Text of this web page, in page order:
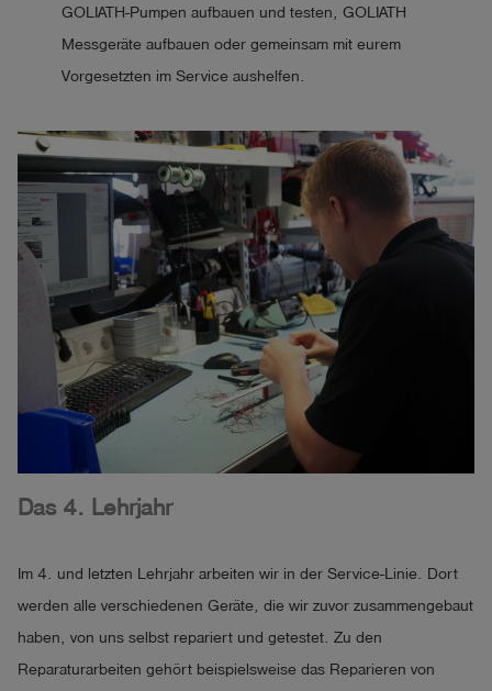
GOLIATH-Pumpen aufbauen und testen, GOLIATH
Messgeräte aufbauen oder gemeinsam mit eurem
Vorgesetzten im Service aushelfen.
Das 4. Lehrjahr
Im 4. und letzten Lehrjahr arbeiten wir in der Service-Linie. Dort
werden alle verschiedenen Geräte, die wir zuvor zusammengebaut
haben, von uns selbst repariert und getestet. Zu den
Reparaturarbeiten gehört beispielsweise das Reparieren von